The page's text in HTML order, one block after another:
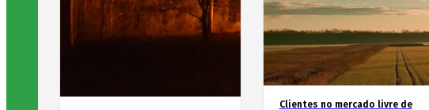
Clientes no mercado livre de